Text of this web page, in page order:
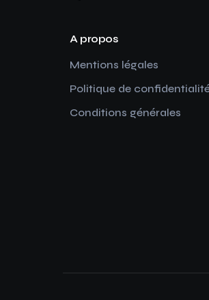
A propos
Mentions légales
Politique de
Conditions générales